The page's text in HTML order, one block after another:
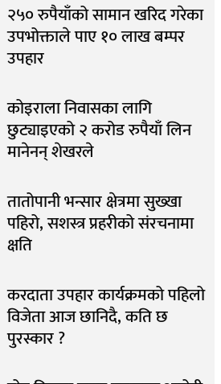
२५० रुपैयाँको सामान खरिद गरेका
उपभोक्ताले पाए १० लाख बम्पर
उपहार
कोइराला निवासका लागि
छुट्याइएको २ करोड रुपैयाँ लिन
मानेनन् शेखरले
तातोपानी भन्सार क्षेत्रमा सुख्खा
पहिरो, सशस्त्र प्रहरीको संरचनामा
क्षति
करदाता उपहार कार्यक्रमको पहिलो
विजेता आज छानिदै, कति छ
पुरस्कार ?